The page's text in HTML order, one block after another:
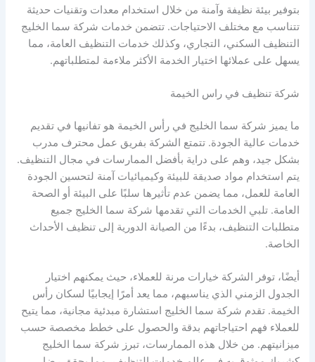
بتوفير بيئة نظيفة وآمنة من خلال استخدام معدات وتقنيات حديثة
تتناسب مع مختلف الاحتياجات. تتضمن خدمات شركة سما الخليج
التنظيف السكني، التجاري، وكذلك خدمات التنظيف العامة، مما
يسهل على عملائها اختيار الخدمة الأكثر ملاءمة لمتطلباتهم.
شركة تنظيف في راس الخيمة
ما يميز شركة سما الخليج في رأس الخيمة هو تفانيها في تقديم
خدمات عالية الجودة. تتمتع الشركة بفريق عمل محترف مدرب
بشكل جيد، وهم على دراية بأفضل الممارسات في مجال التنظيف.
يتم استخدام مواد صديقة للبيئة وكيميائيات آمنة لتحسين الجودة
العامة للعمل، مما يضمن عدم تأثيرها سلبًا على البيئة أو الصحة
العامة. تلبي الخدمات التي تقدمها شركة سما الخليج جميع
متطلبات التنظيف، بدءًا من الصيانة الدورية إلى تنظيف الأحداث
الخاصة.
أيضًا، توفر الشركة خيارات مرنة للعملاء، حيث يمكنهم اختيار
الجدول الزمني الذي يناسبهم، مما يعد أمرًا إيجابيًا لسكان رأس
الخيمة. تقدم شركة سما الخليج استشارة مبدئية مجانية، مما يتيح
للعملاء فهم احتياجاتهم بدقة والحصول على خطط مخصصة حسب
ميزانيتهم. من خلال هذه الممارسات، تبرز شركة سما الخليج